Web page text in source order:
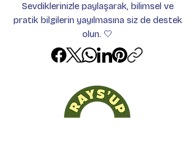
Sevdiklerinizle paylaşarak, bilimsel ve
pratik bilgilerin yayılmasına siz de destek
olun. 🤍